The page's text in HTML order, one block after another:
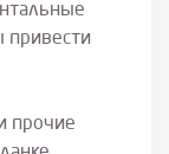
привести
прочие